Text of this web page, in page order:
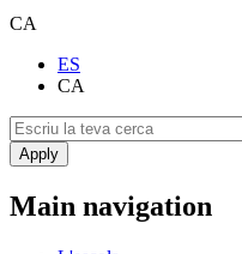
CA
ES
CA
Main navigation